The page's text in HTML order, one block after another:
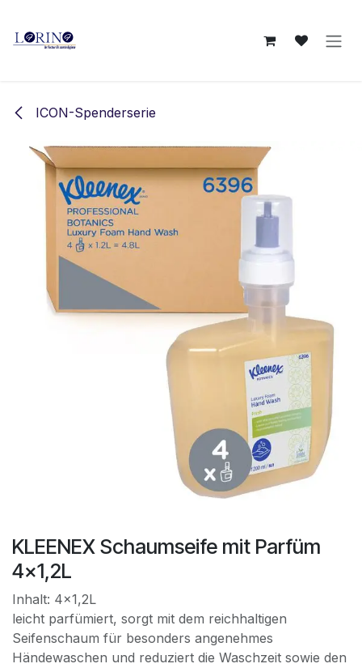
ICON-Spenderserie
KLEENEX Schaumseife mit Parfüm
4x1,2L
Inhalt: 4x1,2L
leicht parfümiert, sorgt mit dem reichhaltigen
Seifenschaum für besonders angenehmes
Händewaschen und reduziert die Waschzeit sowie den